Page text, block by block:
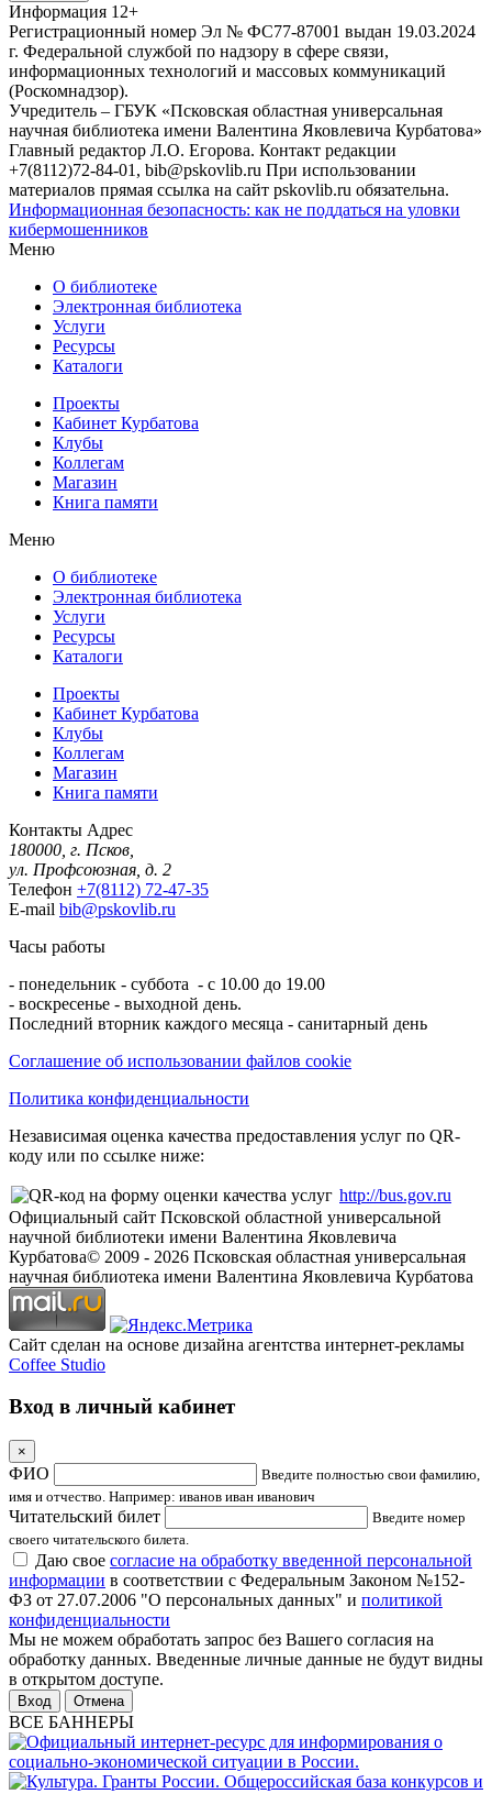
Информация 12+
Регистрационный номер Эл № ФС77-87001 выдан 19.03.2024
г. Федеральной службой по надзору в сфере связи,
информационных технологий и массовых коммуникаций
(Роскомнадзор).
Учредитель – ГБУК «Псковская областная универсальная
научная библиотека имени Валентина Яковлевича Курбатова»
Главный редактор Л.О. Егорова. Контакт редакции
+7(8112)72-84-01, bib@pskovlib.ru При использовании
материалов прямая ссылка на сайт pskovlib.ru обязательна.
Информационная безопасность: как не поддаться на уловки
кибермошенников
Меню
О библиотеке
Электронная библиотека
Услуги
Ресурсы
Каталоги
Проекты
Кабинет Курбатова
Клубы
Коллегам
Магазин
Книга памяти
Меню
О библиотеке
Электронная библиотека
Услуги
Ресурсы
Каталоги
Проекты
Кабинет Курбатова
Клубы
Коллегам
Магазин
Книга памяти
Контакты Адрес
180000, г. Псков,
ул. Профсоюзная, д. 2
Телефон +7(8112) 72-47-35
E-mail bib@pskovlib.ru
Часы работы
- понедельник - суббота - с 10.00 до 19.00
- воскресенье - выходной день.
Последний вторник каждого месяца - санитарный день
Соглашение об использовании файлов cookie
Политика конфиденциальности
Независимая оценка качества предоставления услуг по QR-
коду или по ссылке ниже:
http://bus.gov.ru
Официальный сайт Псковской областной универсальной
научной библиотеки имени Валентина Яковлевича
Курбатова© 2009 - 2026 Псковская областная универсальная
научная библиотека имени Валентина Яковлевича Курбатова
Сайт сделан на основе дизайна агентства интернет-рекламы
Coffee Studio
Вход в личный кабинет
×
ФИО
Введите полностью свои фамилию,
имя и отчество. Например: иванов иван иванович
Читательский билет
Введите номер
своего читательского билета.
Даю свое согласие на обработку введенной персональной
информации в соответствии с Федеральным Законом №152-
ФЗ от 27.07.2006 "О персональных данных" и политикой
конфиденциальности
Мы не можем обработать запрос без Вашего согласия на
обработку данных. Введенные личные данные не будут видны
в открытом доступе.
Отмена
ВСЕ БАННЕРЫ